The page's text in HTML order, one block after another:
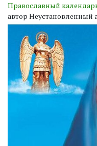
Православный
автор Неустановленный